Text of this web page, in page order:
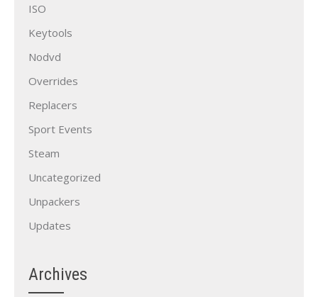
ISO
Keytools
Nodvd
Overrides
Replacers
Sport Events
Steam
Uncategorized
Unpackers
Updates
Archives